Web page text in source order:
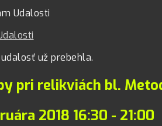
už prebehla.
pri relikviách bl.
2018 16:30 - 21:00